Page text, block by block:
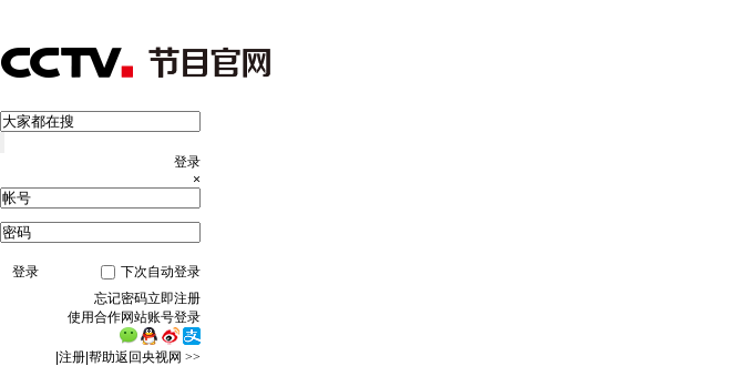
登录
×
登录
下次自动登录
忘记密码立即注册
使用合作网站账号登录
注册 帮助返回央视网 >>